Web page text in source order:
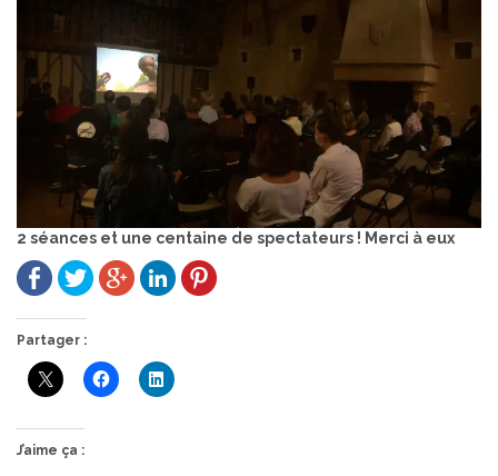
2 séances et une centaine de spectateurs ! Merci à eux
Partager :
J’aime ça :